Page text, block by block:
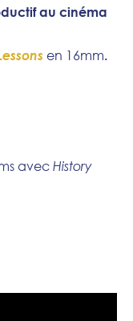
au cinéma
en 16mm.
avec History